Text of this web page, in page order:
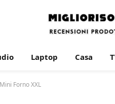
Laptop Casa
Forno XXL